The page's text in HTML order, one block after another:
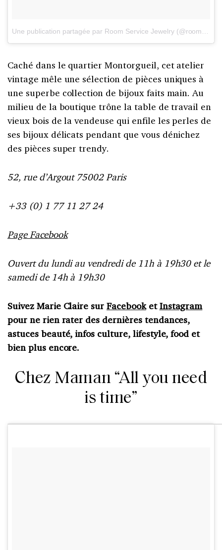
Une publication partagée par Room Service Jewelry (@roomservice_jewelry)
Caché dans le quartier Montorgueil, cet atelier
vintage mêle une sélection de pièces uniques à
une superbe collection de bijoux faits main. Au
milieu de la boutique trône la table de travail en
vieux bois de la vendeuse qui enfile les perles de
ses bijoux délicats pendant que vous dénichez
des pièces super trendy.
52, rue d’Argout 75002 Paris
+33 (0) 1 77 11 27 24
Page Facebook
Ouvert du lundi au vendredi de 11h à 19h30 et le
samedi de 14h à 19h30
Suivez Marie Claire surFacebooketInstagram
pour ne rien rater des dernières tendances,
astuces beauté, infos culture, lifestyle, food et
bien plus encore.
Chez Maman “All you need
is time”